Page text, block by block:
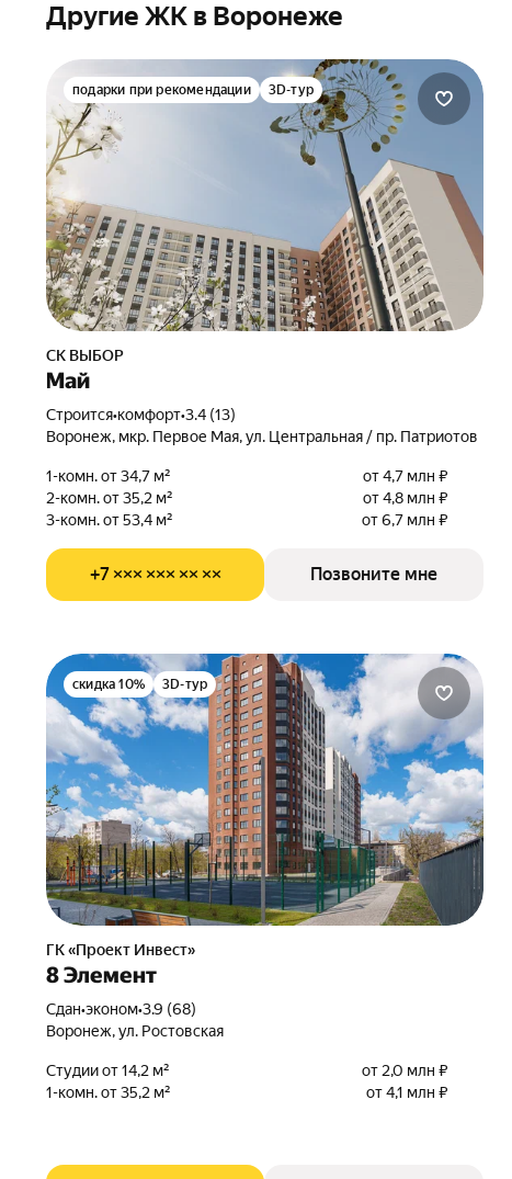
Другие ЖК в Воронеже
подарки при рекомендации 3D-тур
СК ВЫБОР
Май
Строится•комфорт•3.4 (13)
Воронеж, мкр. Первое Мая, ул. Центральная / пр. Патриотов
1-комн. от 34,7 м²
от 4,7 млн ₽
2-комн. от 35,2 м²
от 4,8 млн ₽
3-комн. от 53,4 м²
от 6,7 млн ₽
+7 ××× ××× ×× ×× Позвоните мне
скидка 10% 3D-тур
ГК «Проект Инвест»
8 Элемент
Сдан•эконом•3.9 (68)
Воронеж, ул. Ростовская
Студии от 14,2 м²
от 2,0 млн ₽
1-комн. от 35,2 м²
от 4,1 млн ₽